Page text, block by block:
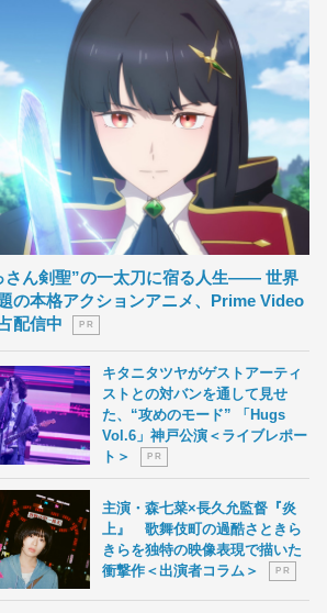
さん剣聖”の一太刀に宿る人生―― 世界
の本格アクションアニメ、Prime Video
配信中
P R
キタニタツヤがゲストアーティ
ストとの対バンを通して見せ
た、“攻めのモード” 「Hugs
Vol.6」神戸公演＜ライブレポー
ト＞
P R
主演・森七菜×長久允監督『炎
上』 歌舞伎町の過酷さときら
きらを独特の映像表現で描いた
衝撃作＜出演者コラム＞
P R